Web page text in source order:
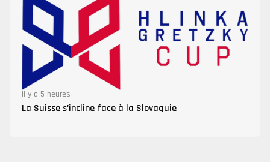
Il y a 5 heures
La Suisse s’incline face à la Slovaquie